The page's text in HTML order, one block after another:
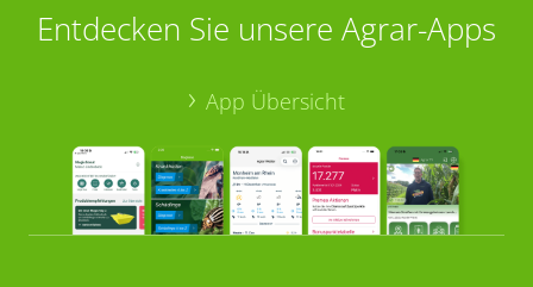
Entdecken Sie unsere Agrar-Apps
App Übersicht